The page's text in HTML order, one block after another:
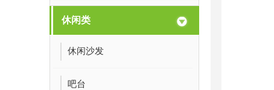
休闲类
休闲沙发
吧台